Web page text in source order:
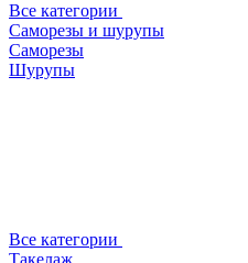
Все категории
Саморезы и шурупы
Саморезы
Шурупы
Все категории
Такелаж